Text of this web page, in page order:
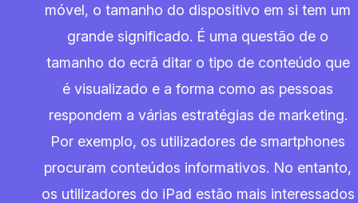
móvel, o tamanho do dispositivo em si tem um
grande significado. É uma questão de o
tamanho do ecrã ditar o tipo de conteúdo que
é visualizado e a forma como as pessoas
respondem a várias estratégias de marketing.
Por exemplo, os utilizadores de smartphones
procuram conteúdos informativos. No entanto,
os utilizadores do iPad estão mais interessados